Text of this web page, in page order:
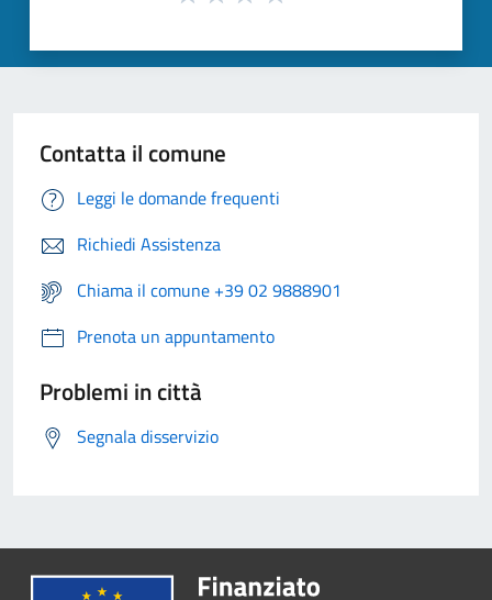
Contatta il comune
Leggi le domande frequenti
Richiedi Assistenza
Chiama il comune +39 02 9888901
Prenota un appuntamento
Problemi in città
Segnala disservizio